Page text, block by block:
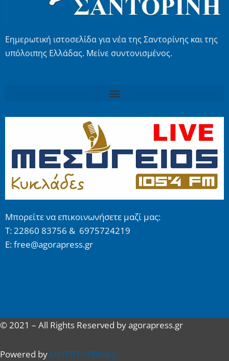
Εημερωτική ιστοσελίδα για νέα της Σαντορίνης και της
υπόλοιπης Ελλάδας. Μείνε συντονισμένος.
Μπορείτε να επικοινωνήσετε μαζί μας:
Τ: 22860 83756 & 6975724219
E: free@agorapress.gr
© 2021 – All Rights Reserved by agorapress.gr
Powered by ENTERTHEWEB.gr